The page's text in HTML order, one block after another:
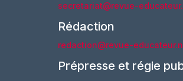
secretariat@revue-
Rédaction
redaction@revue-
Prépresse et régie